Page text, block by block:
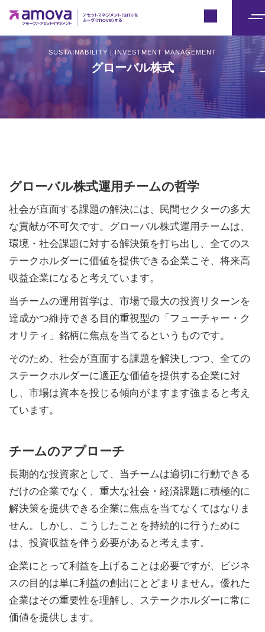
ニ
ュ
SUSTAINABILITY | INVESTMENT MANAGEMENT
グローバル株式
グローバル株式運用チームの哲学
社会が直面する課題の解決には、民間セクターの多大
な貢献が不可欠です。グローバル株式運用チームは、
環境・社会課題に対する解決策を打ち出し、全てのス
テークホルダーに価値を提供できる企業こそ、将来高
収益企業になると考えています。
当チームの運用哲学は、市場で最大の投資リターンを
達成かつ維持できる目的重視型の「フューチャー・ク
オリティ」銘柄に焦点を当てるというものです。
そのため、社会が直面する課題を解決しつつ、全ての
ステークホルダーに適正な価値を提供する企業に対
し、市場は資本を投じる傾向がますます強まると考え
ています。
チームのアプローチ
長期的な投資家として、当チームは適切に行動できる
だけの企業でなく、重大な社会・経済課題に積極的に
解決策を提供できる企業に焦点を当てなくてはなりま
せん。しかし、こうしたことを持続的に行うために
は、投資収益を伴う必要があると考えます。
企業にとって利益を上げることは必要ですが、ビジネ
スの目的は単に利益の創出にとどまりません。優れた
企業はその重要性を理解し、ステークホルダーに常に
価値を提供します。